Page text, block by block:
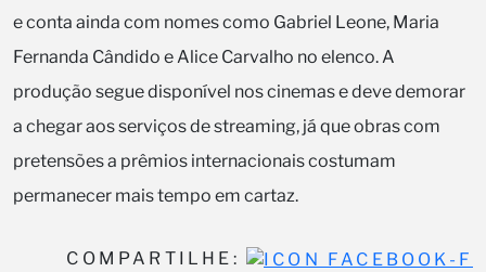
e conta ainda com nomes como Gabriel Leone, Maria
Fernanda Cândido e Alice Carvalho no elenco. A
produção segue disponível nos cinemas e deve demorar
a chegar aos serviços de streaming, já que obras com
pretensões a prêmios internacionais costumam
permanecer mais tempo em cartaz.
COMPARTILHE: